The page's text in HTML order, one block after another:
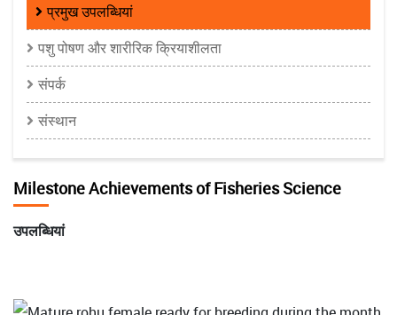
प्रमुख उपलब्धियां
पशु पोषण और शारीरिक क्रियाशीलता
संपर्क
संस्थान
Milestone Achievements of Fisheries Science
उपलब्धियां